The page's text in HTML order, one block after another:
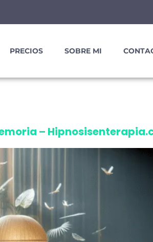
PRECIOS SOBRE MI
–